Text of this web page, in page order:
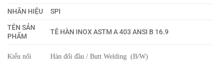
NHÃN HIỆU
SPI
TÊN SẢN
PHẨM
TÊ HÀN INOX ASTM A 403 ANSI B 16.9
Kiểu nối Hàn đối đầu / Butt Welding (B/W)